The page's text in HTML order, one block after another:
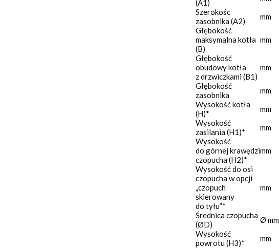
(A1)
Szerokośc
zasobnika (A2)
mm
Głębokość
maksymalna kotła
(B)
mm
Głębokość
obudowy kotła
z drzwiczkami (B1)
mm
Głębokość
zasobnika
mm
Wysokość kotła
(H)*
mm
Wysokość
zasilania (H1)*
mm
Wysokość
do górnej krawędzi
czopucha (H2)*
mm
Wysokość do osi
czopucha w opcji
„czopuch
skierowany
do tyłu”*
mm
Średnica czopucha
(ØD)
Ø mm
Wysokość
powrotu (H3)*
mm